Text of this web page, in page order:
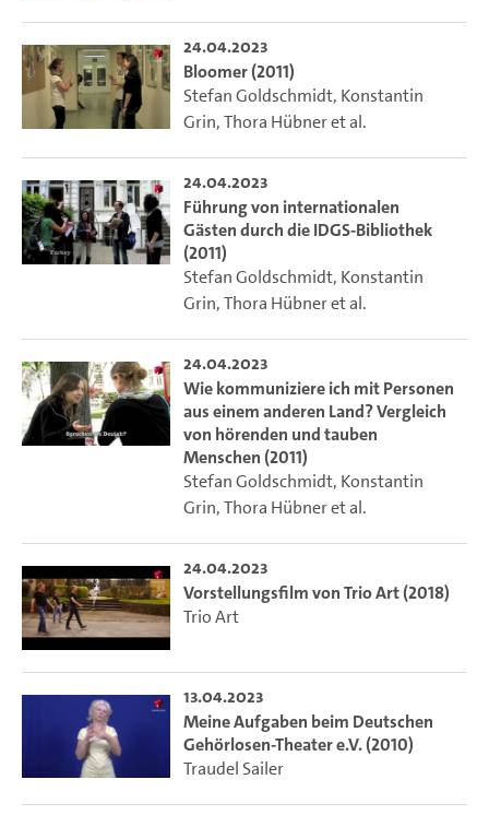
24.04.2023
Bloomer (2011)
Stefan Goldschmidt, Konstantin
Grin,Thora Hübneret al.
24.04.2023
Führung von internationalen
Gästen durch die IDGS-Bibliothek
(2011)
Stefan Goldschmidt, Konstantin
Grin,Thora Hübneret al.
24.04.2023
Wie kommuniziere ich mit Personen
aus einem anderen Land? Vergleich
von hörenden und tauben
Menschen (2011)
Stefan Goldschmidt, Konstantin
Grin,Thora Hübneret al.
24.04.2023
Vorstellungsfilm von Trio Art (2018)
Trio Art
13.04.2023
Meine Aufgaben beim Deutschen
Gehörlosen-Theater e.V. (2010)
Traudel Sailer